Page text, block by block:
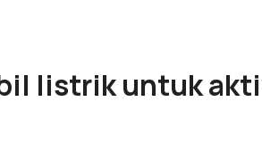
listrik untuk